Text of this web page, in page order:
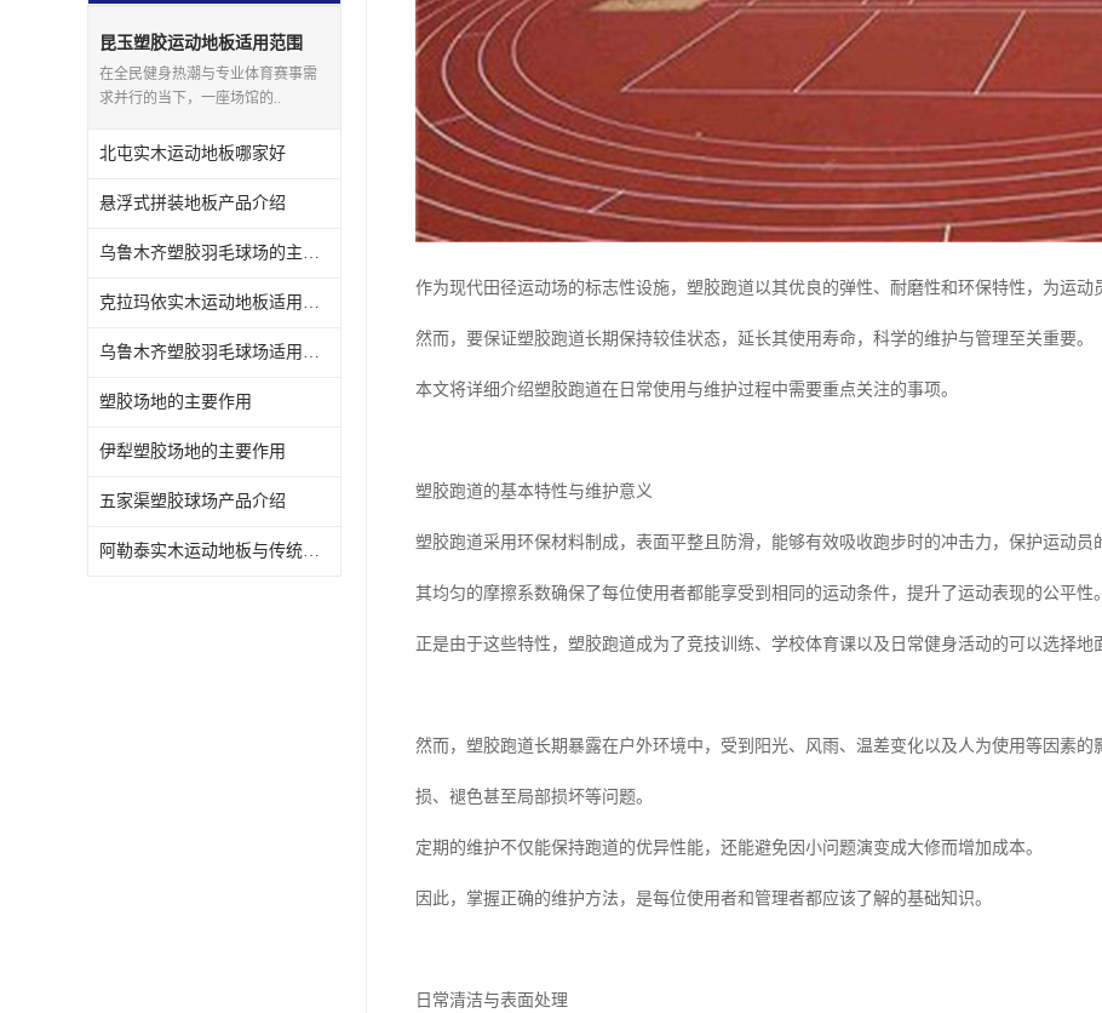
昆玉塑胶运动地板适用范围
在全民健身热潮与专业体育赛事需
求并行的当下，一座场馆的..
北屯实木运动地板哪家好
悬浮式拼装地板产品介绍
乌鲁木齐塑胶羽毛球场的主要作用
克拉玛依实木运动地板适用范围
乌鲁木齐塑胶羽毛球场适用范围
塑胶场地的主要作用
伊犁塑胶场地的主要作用
五家渠塑胶球场产品介绍
阿勒泰实木运动地板与传统场地的区别
作为现代田径运动场的标志性设施，塑胶跑道以其优良的弹性、耐磨性和环保特性，为运动
然而，要保证塑胶跑道长期保持较佳状态，延长其使用寿命，科学的维护与管理至关重要。
本文将详细介绍塑胶跑道在日常使用与维护过程中需要重点关注的事项。
塑胶跑道的基本特性与维护意义
塑胶跑道采用环保材料制成，表面平整且防滑，能够有效吸收跑步时的冲击力，保护运动员
其均匀的摩擦系数确保了每位使用者都能享受到相同的运动条件，提升了运动表现的公平性。
正是由于这些特性，塑胶跑道成为了竞技训练、学校体育课以及日常健身活动的可以选择地
然而，塑胶跑道长期暴露在户外环境中，受到阳光、风雨、温差变化以及人为使用等因素
损、褪色甚至局部损坏等问题。
定期的维护不仅能保持跑道的优异性能，还能避免因小问题演变成大修而增加成本。
因此，掌握正确的维护方法，是每位使用者和管理者都应该了解的基础知识。
日常清洁与表面处理